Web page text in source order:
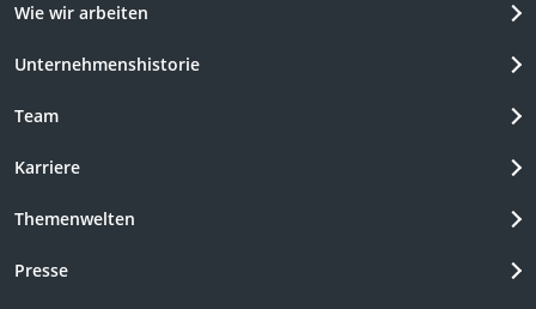
Wie wir arbeiten
Unternehmenshistorie
Team
Karriere
Themenwelten
Presse